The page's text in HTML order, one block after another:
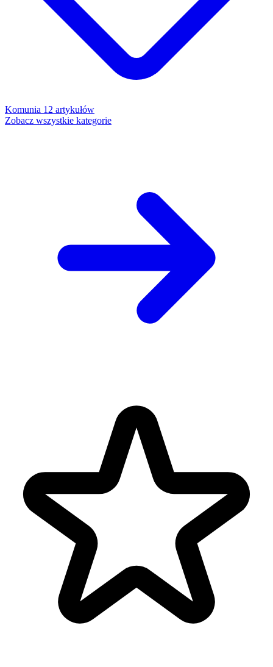
Komunia 12 artykułów
Zobacz wszystkie kategorie